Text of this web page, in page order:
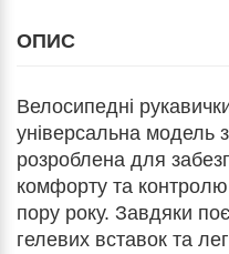
ОПИС
Велосипедні
універсальна модель
розроблена для
комфорту та контролю
пору року. Завдяки
гелевих вставок та